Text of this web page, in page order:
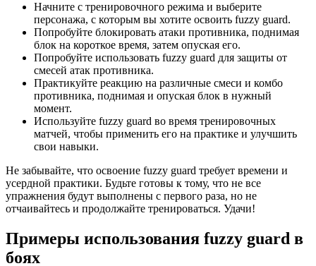
Начните с тренировочного режима и выберите
персонажа, с которым вы хотите освоить fuzzy guard.
Попробуйте блокировать атаки противника, поднимая
блок на короткое время, затем опуская его.
Попробуйте использовать fuzzy guard для защиты от
смесей атак противника.
Практикуйте реакцию на различные смеси и комбо
противника, поднимая и опуская блок в нужный
момент.
Используйте fuzzy guard во время тренировочных
матчей, чтобы применить его на практике и улучшить
свои навыки.
Не забывайте, что освоение fuzzy guard требует времени и
усердной практики. Будьте готовы к тому, что не все
упражнения будут выполнены с первого раза, но не
отчаивайтесь и продолжайте тренироваться. Удачи!
Примеры использования fuzzy guard в
боях